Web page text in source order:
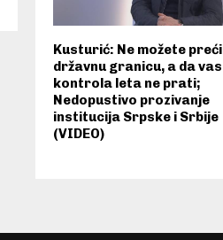
Kusturić: Ne možete preći
državnu granicu, a da vas
kontrola leta ne prati;
Nedopustivo prozivanje
institucija Srpske i Srbije
(VIDEO)